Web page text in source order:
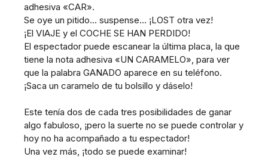
adhesiva «CAR».
Se oye un pitido... suspense... ¡LOST otra vez!
¡El VIAJE y el COCHE SE HAN PERDIDO!
El espectador puede escanear la última placa, la que
tiene la nota adhesiva «UN CARAMELO», para ver
que la palabra GANADO aparece en su teléfono.
¡Saca un caramelo de tu bolsillo y dáselo!
Este tenía dos de cada tres posibilidades de ganar
algo fabuloso, ¡pero la suerte no se puede controlar y
hoy no ha acompañado a tu espectador!
Una vez más, ¡todo se puede examinar!